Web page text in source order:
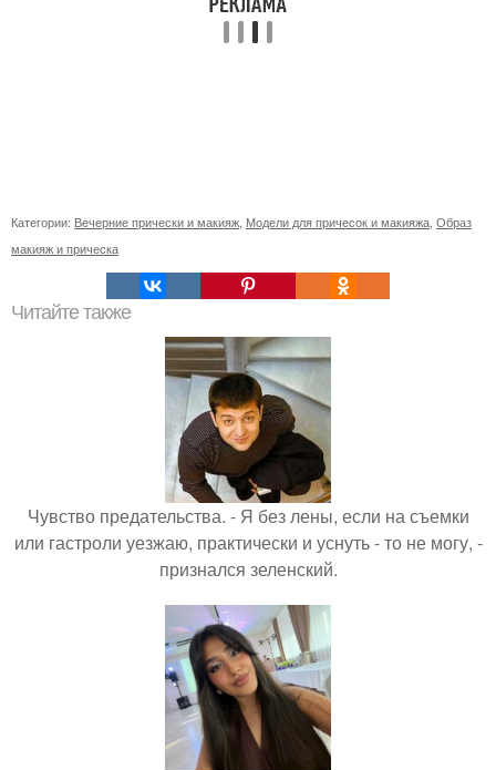
Категории: Вечерние прически и макияж Модели для причесок и макияжа Образ
макияж и прическа
Читайте также
Чувство предательства. - Я без лены, если на съемки
или гастроли уезжаю, практически и уснуть - то не могу, -
признался зеленский.